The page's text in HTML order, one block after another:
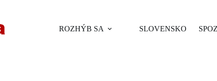
ROZHÝB SA
SLOVENSKO